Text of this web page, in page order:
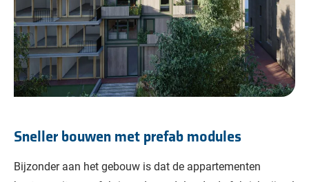
Sneller bouwen met prefab modules
Bijzonder aan het gebouw is dat de appartementen